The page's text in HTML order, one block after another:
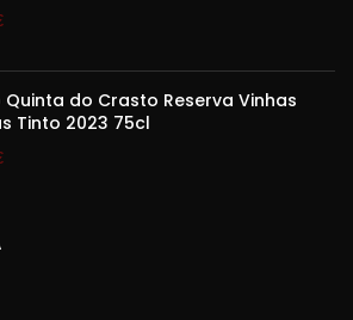
Quinta do Crasto Reserva Vinhas
Tinto 2023 75cl